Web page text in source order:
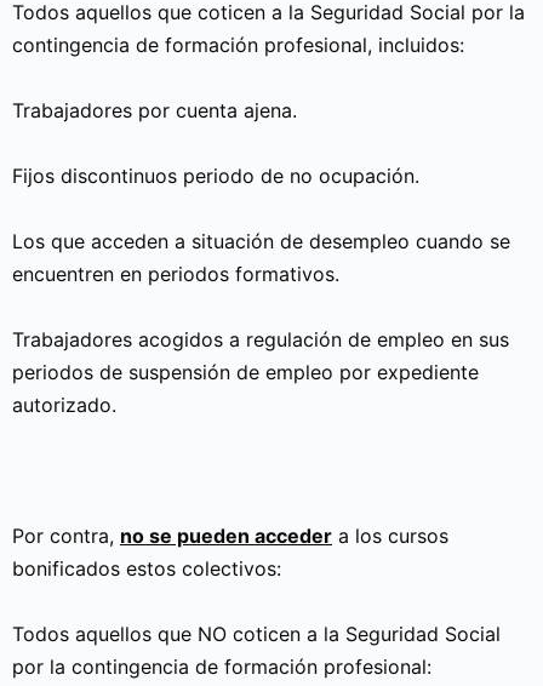
Todos aquellos que coticen a la Seguridad Social por la
contingencia de formación profesional, incluidos:
Trabajadores por cuenta ajena.
Fijos discontinuos periodo de no ocupación.
Los que acceden a situación de desempleo cuando se
encuentren en periodos formativos.
Trabajadores acogidos a regulación de empleo en sus
periodos de suspensión de empleo por expediente
autorizado.
Por contra, no se pueden acceder a los cursos
bonificados estos colectivos:
Todos aquellos que NO coticen a la Seguridad Social
por la contingencia de formación profesional: